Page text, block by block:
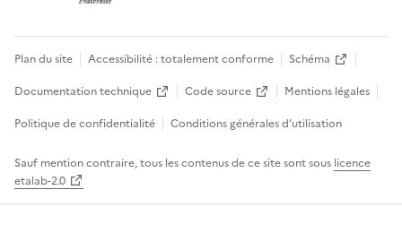
Plan du site Accessibilité : totalement conforme
Schéma
Documentation technique
Code source
Mentions légales
Politique de confidentialité
Conditions générales d’utilisation
Sauf mention contraire, tous les contenus de ce site sont sous licence
etalab-2.0